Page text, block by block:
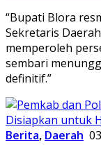
“Bupati Blora
Sekretaris
memperoleh
sembari
definitif.”
Berita, Daerah